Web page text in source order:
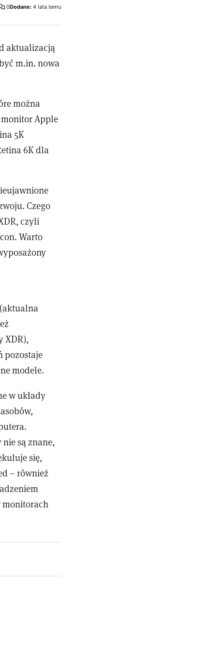
0Dodane: 4 lata temu
aktualizacją
m.in. nowa
można
monitor Apple
5K
6K dla
Czego
czyli
Warto
XDR),
pozostaje
modele.
w układy
są znane,
się,
– również
monitorach